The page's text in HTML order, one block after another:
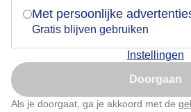
Met persoonlijke
Gratis blijven gebruiken
Instellingen
Doorgaan
Als je doorgaat, ga je akkoord met de
Door: Gerard Koster Joenje Gemaakt: 18-
Nu niet,
Klik hierom dit aan te